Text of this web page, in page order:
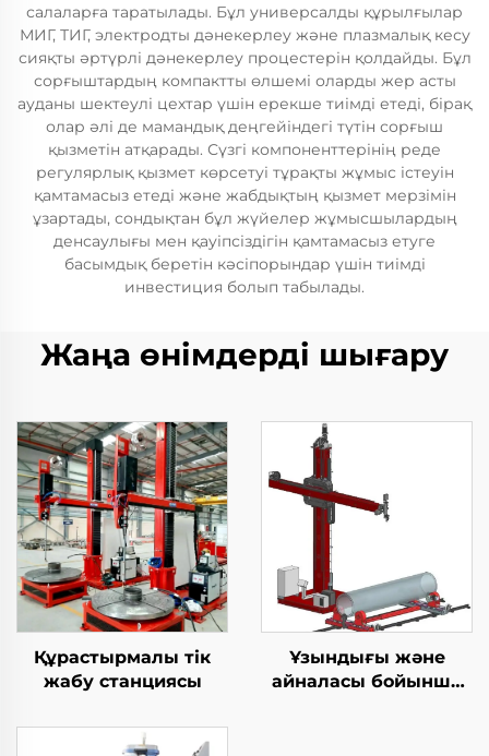
салаларға таратылады. Бұл универсалды құрылғылар
МИГ, ТИГ, электродты дәнекерлеу және плазмалық кесу
сияқты әртүрлі дәнекерлеу процестерін қолдайды. Бұл
сорғыштардың компактты өлшемі оларды жер асты
ауданы шектеулі цехтар үшін ерекше тиімді етеді, бірақ
олар әлі де мамандық деңгейіндегі түтін сорғыш
қызметін атқарады. Сүзгі компоненттерінің реде
регулярлық қызмет көрсетуі тұрақты жұмыс істеуін
қамтамасыз етеді және жабдықтың қызмет мерзімін
ұзартады, сондықтан бұл жүйелер жұмысшылардың
денсаулығы мен қауіпсіздігін қамтамасыз етуге
басымдық беретін кәсіпорындар үшін тиімді
инвестиция болып табылады.
Жаңа өнімдерді шығару
Құрастырмалы тік
жабу станциясы
Ұзындығы және
айналасы бойынша